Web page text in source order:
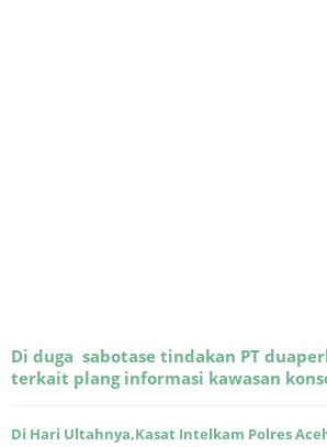
Di duga sabotase tindakan PT
terkait plang informasi kawasan
Di Hari Ultahnya,Kasat Intelkam Polres